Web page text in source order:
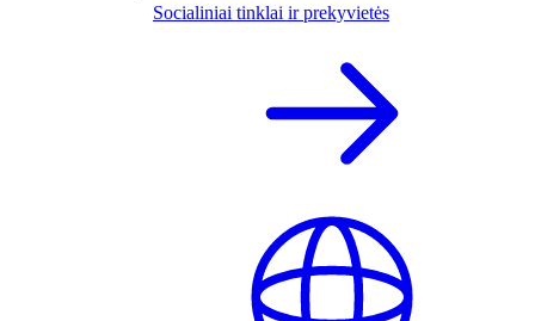
Socialiniai tinklai ir prekyvietės